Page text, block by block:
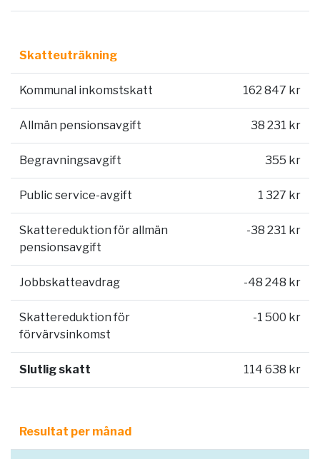
Skatteuträkning
Kommunal inkomstskatt 162 847 kr
Allmän pensionsavgift 38 231 kr
Begravningsavgift 355 kr
Public service-avgift 1 327 kr
Skattereduktion för allmän
pensionsavgift
-38 231 kr
Jobbskatteavdrag -48 248 kr
Skattereduktion för
förvärvsinkomst
-1 500 kr
Slutlig skatt 114 638 kr
Resultat per månad